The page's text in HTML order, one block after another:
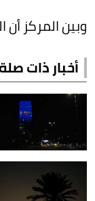
وبين المركز أن
أخبار ذات